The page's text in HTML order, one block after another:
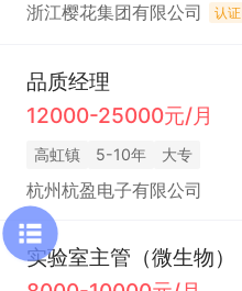
浙江樱花集团有限公司 认证
品质经理
12000-25000元/月
高虹镇 5-10年 大专
杭州杭盈电子有限公司
实验室主管（微生物）